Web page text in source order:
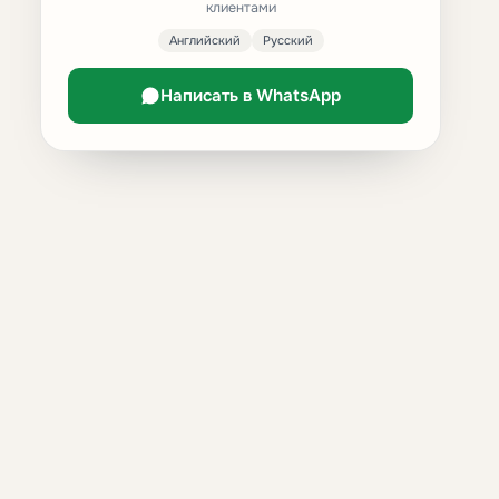
клиентами
Английский Русский
Написать в WhatsApp